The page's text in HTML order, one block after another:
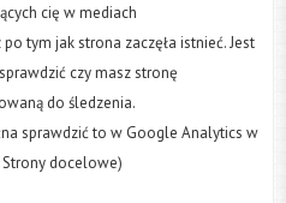
cię w mediach
tym jak strona zaczęła istnieć. Jest
czy masz stronę
do śledzenia.
sprawdzić to w Google Analytics w
docelowe)